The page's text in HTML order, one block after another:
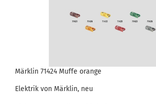
Märklin 71424 Muffe orange
Elektrik von Märklin, neu